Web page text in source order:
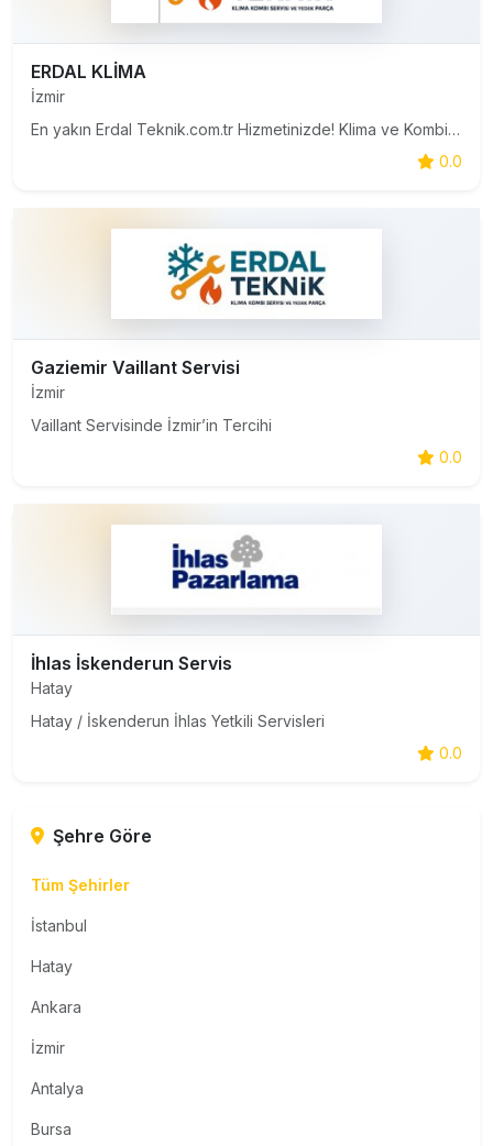
ERDAL KLİMA
İzmir
En yakın Erdal Teknik.com.tr Hizmetinizde! Klima ve Kombi servis hizmetlerimiz ile her zaman müşterimizin yanında bulunmaktan büyük mutluluk duyuyoruz.
0.0
Gaziemir Vaillant Servisi
İzmir
Vaillant Servisinde İzmir’in Tercihi
0.0
İhlas İskenderun Servis
Hatay
Hatay / İskenderun İhlas Yetkili Servisleri
0.0
Şehre Göre
Tüm Şehirler
İstanbul
Hatay
Ankara
İzmir
Antalya
Bursa